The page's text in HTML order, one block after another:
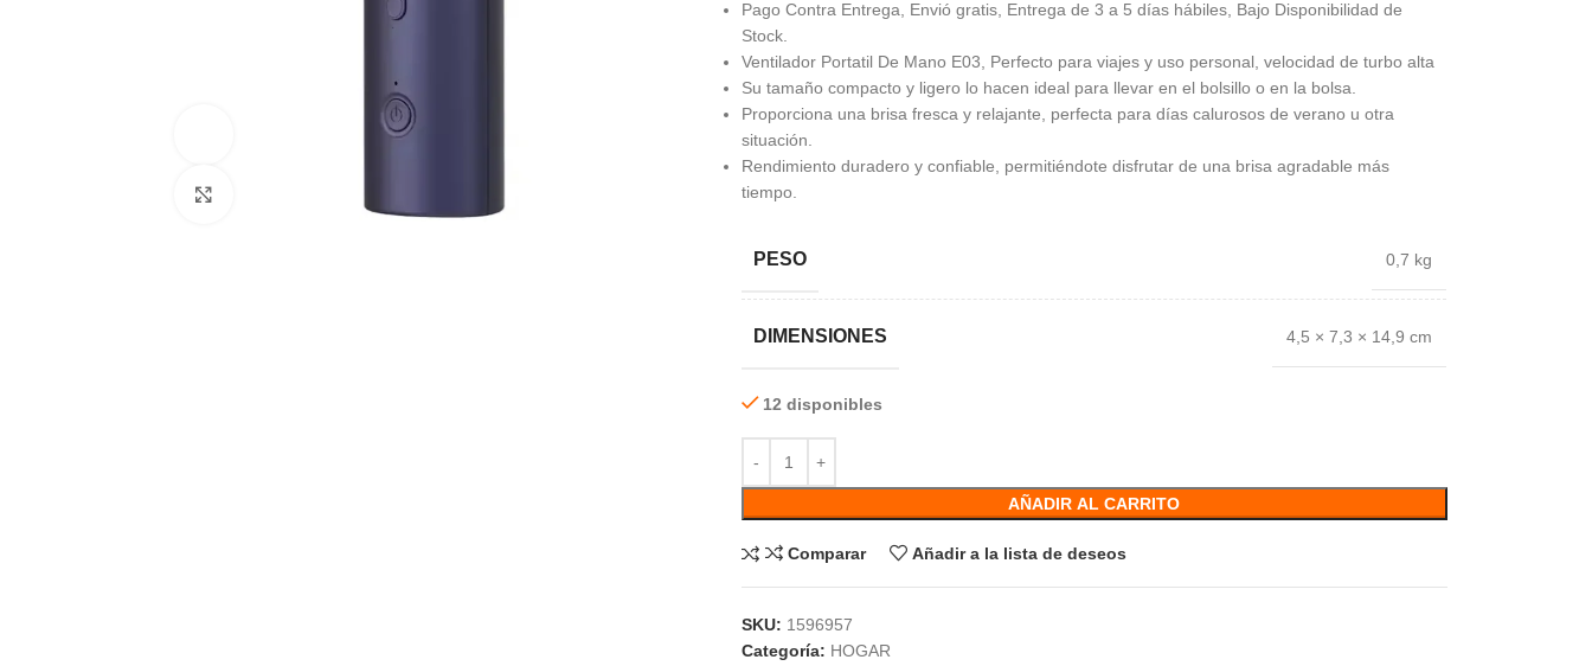
Pago Contra Entrega, Envió gratis, Entrega de 3 a 5 días hábiles, Bajo Disponibilidad de
Stock.
Ventilador Portatil De Mano E03, Perfecto para viajes y uso personal, velocidad de turbo alta
Su tamaño compacto y ligero lo hacen ideal para llevar en el bolsillo o en la bolsa.
Proporciona una brisa fresca y relajante, perfecta para días calurosos de verano u otra
situación.
Rendimiento duradero y confiable, permitiéndote disfrutar de una brisa agradable más
tiempo.
PESO 0,7 kg
DIMENSIONES 4,5 × 7,3 × 14,9 cm
12 disponibles
AÑADIR AL CARRITO
Comparar Añadir a la lista de deseos
SKU: 1596957
Categoría: HOGAR